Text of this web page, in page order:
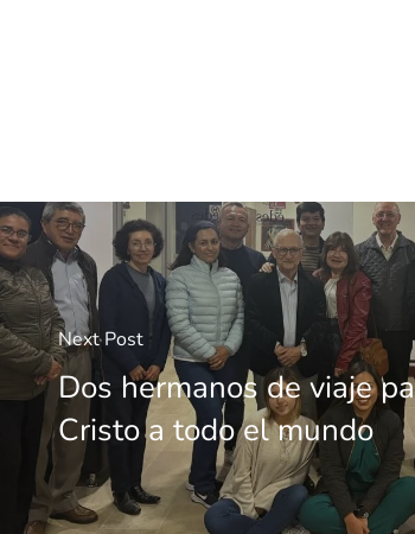
Next Post
Dos hermanos de viaje
Cristo a todo el mundo